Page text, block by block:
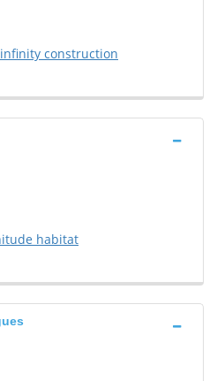
construction
habitat